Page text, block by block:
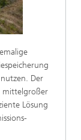
Der
mittelgroßer
Lösung